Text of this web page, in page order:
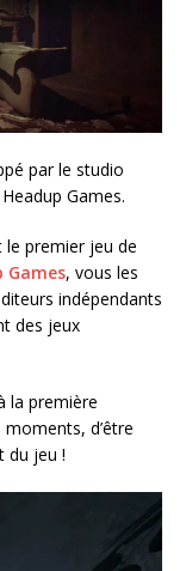
par le studio
Games.
le premier jeu de
Games, vous les
indépendants
des jeux
la première
d’être
du jeu !